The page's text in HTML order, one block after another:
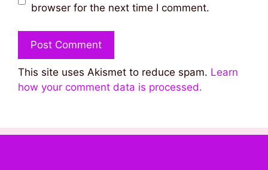
browser for the next time I comment.
This site uses Akismet to reduce spam. Learn
how your comment data is processed.